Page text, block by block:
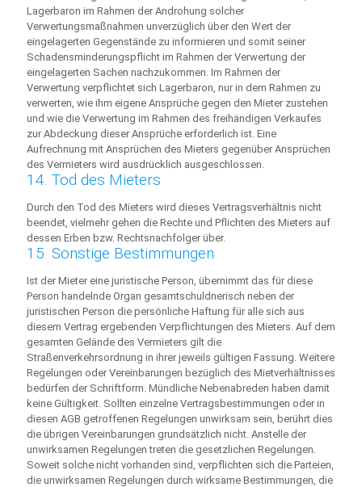
Lagerbaron im Rahmen der Androhung solcher
Verwertungsmaßnahmen unverzüglich über den Wert der
eingelagerten Gegenstände zu informieren und somit seiner
Schadensminderungspflicht im Rahmen der Verwertung der
eingelagerten Sachen nachzukommen. Im Rahmen der
Verwertung verpflichtet sich Lagerbaron, nur in dem Rahmen zu
verwerten, wie ihm eigene Ansprüche gegen den Mieter zustehen
und wie die Verwertung im Rahmen des freihändigen Verkaufes
zur Abdeckung dieser Ansprüche erforderlich ist. Eine
Aufrechnung mit Ansprüchen des Mieters gegenüber Ansprüchen
des Vermieters wird ausdrücklich ausgeschlossen.
14. Tod des Mieters
Durch den Tod des Mieters wird dieses Vertragsverhältnis nicht
beendet, vielmehr gehen die Rechte und Pflichten des Mieters auf
dessen Erben bzw. Rechtsnachfolger über.
15. Sonstige Bestimmungen
Ist der Mieter eine juristische Person, übernimmt das für diese
Person handelnde Organ gesamtschuldnerisch neben der
juristischen Person die persönliche Haftung für alle sich aus
diesem Vertrag ergebenden Verpflichtungen des Mieters. Auf dem
gesamten Gelände des Vermieters gilt die
Straßenverkehrsordnung in ihrer jeweils gültigen Fassung. Weitere
Regelungen oder Vereinbarungen bezüglich des Mietverhältnisses
bedürfen der Schriftform. Mündliche Nebenabreden haben damit
keine Gültigkeit. Sollten einzelne Vertragsbestimmungen oder in
diesen AGB getroffenen Regelungen unwirksam sein, berührt dies
die übrigen Vereinbarungen grundsätzlich nicht. Anstelle der
unwirksamen Regelungen treten die gesetzlichen Regelungen.
Soweit solche nicht vorhanden sind, verpflichten sich die Parteien,
die unwirksamen Regelungen durch wirksame Bestimmungen, die